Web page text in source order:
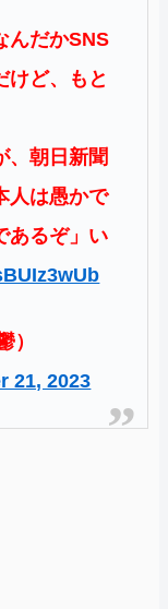
んだかSNS
けど、もと
、朝日新聞
人は愚かで
あるぞ」い
）
21, 2023